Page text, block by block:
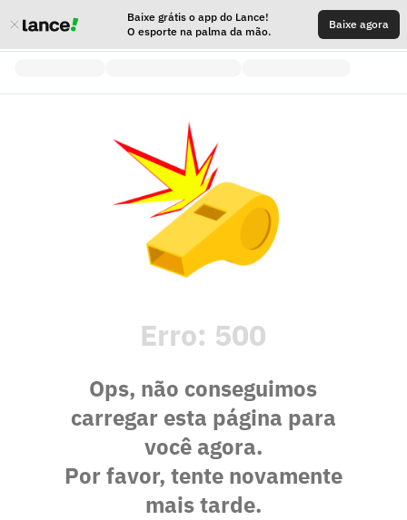
Baixe grátis o app do Lance!
O esporte na palma da mão.
Baixe agora
Erro: 500
Ops, não conseguimos
carregar esta página para
você agora.
Por favor, tente novamente
mais tarde.